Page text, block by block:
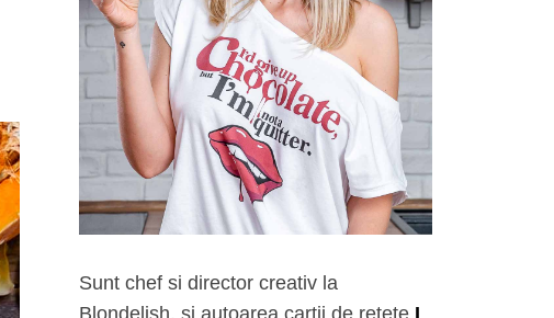
Sunt chef si director creativ la
Blondelish, si autoarea cartii de retete I